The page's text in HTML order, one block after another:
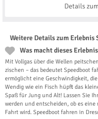
Details
Weitere Details zum Erlebnis
Was macht dieses
Mit Vollgas über die Wellen
zischen – das bedeutet Speedboot
ermöglicht eine Geschwindigkeit,
Wendig wie ein Fisch hüpft das
Spaß für Jung und Alt! Lassen Sie
werden und entscheiden, ob es
Fahrt wird. Speedboot fahren in